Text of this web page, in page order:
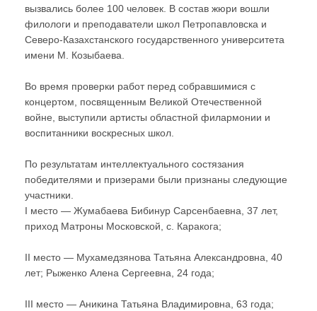
вызвались более 100 человек. В состав жюри вошли
филологи и преподаватели школ Петропавловска и
Северо-Казахстанского государственного университета
имени М. Козыбаева.
Во время проверки работ перед собравшимися с
концертом, посвященным Великой Отечественной
войне, выступили артисты областной филармонии и
воспитанники воскресных школ.
По результатам интеллектуального состязания
победителями и призерами были признаны следующие
участники.
I место — Жумабаева Бибинур Сарсенбаевна, 37 лет,
приход Матроны Московской, с. Каракога;
II место — Мухамедзянова Татьяна Александровна, 40
лет; Рыженко Алена Сергеевна, 24 года;
III место — Аникина Татьяна Владимировна, 63 года;